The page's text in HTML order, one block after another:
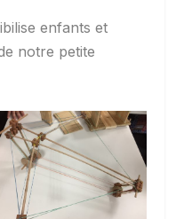
enfants et
notre petite